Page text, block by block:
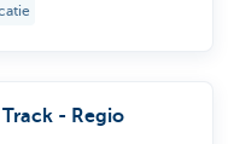
- Regio